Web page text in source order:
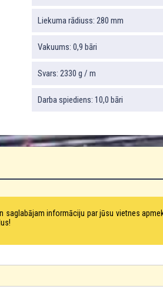
Liekuma rādiuss: 280 mm
Vakuums: 0,9 bāri
Svars: 2330 g / m
Darba spiediens: 10,0 bāri
informāciju par jūsu vietnes